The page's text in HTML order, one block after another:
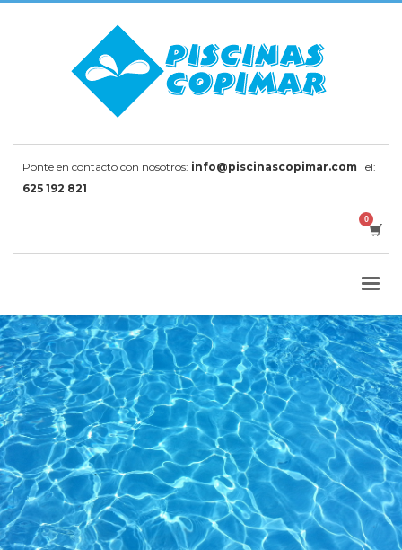
Ponte en contacto con nosotros: info@piscinascopimar.com Tel:
625 192 821